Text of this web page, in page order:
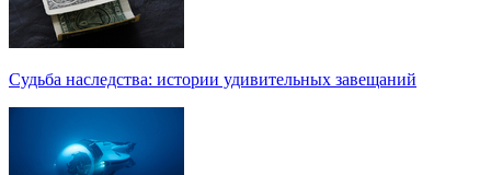
Судьба наследства: истории удивительных завещаний